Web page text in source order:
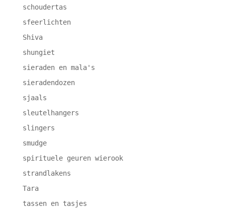
schoudertas
sfeerlichten
Shiva
shungiet
sieraden en mala's
sieradendozen
sjaals
sleutelhangers
slingers
smudge
spirituele geuren wierook
strandlakens
Tara
tassen en tasjes